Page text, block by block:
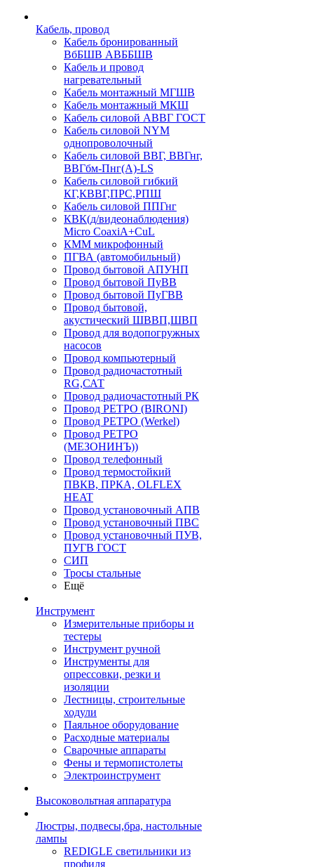
Кабель, провод
Кабель бронированный
ВбБШВ АВББШВ
Кабель и провод
нагревательный
Кабель монтажный МГШВ
Кабель монтажный МКШ
Кабель силовой АВВГ ГОСТ
Кабель силовой NYM
однопроволочный
Кабель силовой ВВГ, ВВГнг,
ВВГбм-Пнг(А)-LS
Кабель силовой гибкий
КГ,КВВГ,ПРС,РПШ
Кабель силовой ППГнг
КВК(д/видеонаблюдения)
Micro CoaxiA+CuL
КММ микрофонный
ПГВА (автомобильный)
Провод бытовой АПУНП
Провод бытовой ПуВВ
Провод бытовой ПуГВВ
Провод бытовой,
акустический ШВВП,ШВП
Провод для водопогружных
насосов
Провод компьютерный
Провод радиочастотный
RG,САТ
Провод радиочастотный РК
Провод РЕТРО (BIRONI)
Провод РЕТРО (Werkel)
Провод РЕТРО
(МЕЗОНИНЪ))
Провод телефонный
Провод термостойкий
ПВКВ, ПРКА, OLFLEX
HEAT
Провод установочный АПВ
Провод установочный ПВС
Провод установочный ПУВ,
ПУГВ ГОСТ
СИП
Тросы стальные
Ещё
Инструмент
Измерительные приборы и
тестеры
Инструмент ручной
Инструменты для
опрессовки, резки и
изоляции
Лестницы, строительные
ходули
Паяльное оборудование
Расходные материалы
Сварочные аппараты
Фены и термопистолеты
Электроинструмент
Высоковольтная аппаратура
Люстры, подвесы,бра, настольные
лампы
REDIGLE светильники из
профиля